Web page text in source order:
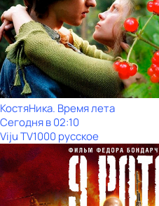
КостяНика. Время лета
Сегодня в 02:10
Viju TV1000 русское